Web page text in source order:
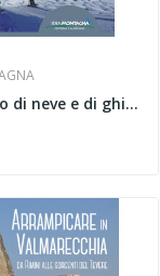
Appennino di neve e di ghiaccio vol. 2